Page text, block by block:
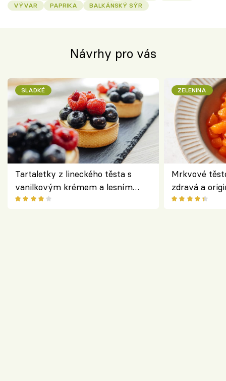
VÝVAR
PAPRIKA BALKÁNSKÝ SÝR
Návrhy pro vás
SLADKÉ
Tartaletky z lineckého těsta s
vanilkovým krémem a lesním
ovocem podle Bread Society
ZELENINA
Mrkvové
zdravá a
klasiky